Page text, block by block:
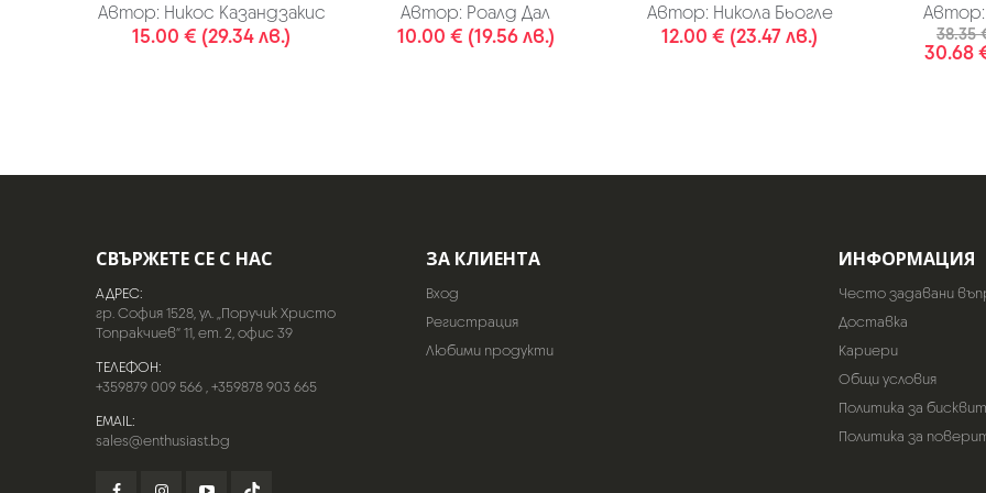
Автор: Никос Казандзакис
15.00 € (29.34 лв.)
Автор: Роалд Дал
10.00 € (19.56 лв.)
Автор: Никола Бьогле
12.00 € (23.47 лв.)
Автор:
38.35
30.68
СВЪРЖЕТЕ СЕ С НАС
АДРЕС:
гр. София 1528, ул. „Поручик Христо
Топракчиев“ 11, ет. 2, офис 39
ТЕЛЕФОН:
+359879 009 566,+359878 903 665
EMAIL:
sales@enthusiast.bg
ЗА КЛИЕНТА
Вход
Регистрация
Любими продукти
ИНФОРМАЦИЯ
Често задавани
Доставка
Кариери
Общи условия
Политика за
Политика за